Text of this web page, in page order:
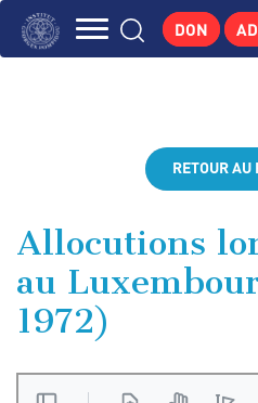
Aller
CENTRE DE
DON
RETOUR AU
Allocutions
au
1972)
Panneau de gestion des cookies